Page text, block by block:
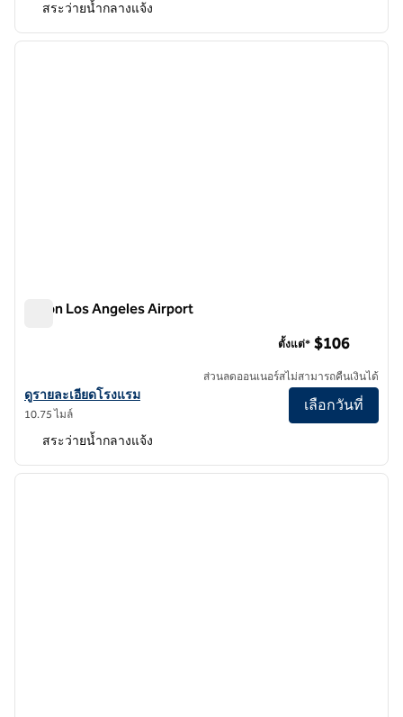
สระว่ายน้ำกลางแจ้ง
1 จาก 12
ภาพถั
Hilton Los Angeles Airport
ดูรายละเอียดโรงแรมสําหรับ Hilton Los Angeles Airport
ดูรายละเอียดโรงแรม
10.75 ไมล์
ตั้งแต่* $106
ส่วนลดออนเนอร์สไม่สามารถคืนเงินได้
เลือกวันที่
สระว่ายน้ำกลางแจ้ง
1 จาก 12
ภาพถั